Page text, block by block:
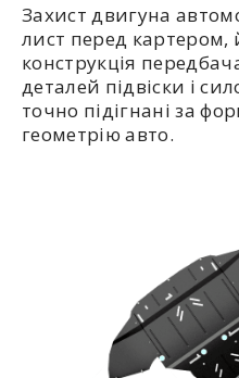
Захист двигуна
лист перед картером,
конструкція
деталей підвіски і
точно підігнані за
геометрію авто.